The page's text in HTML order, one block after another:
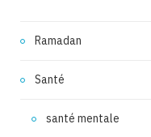
Ramadan
Santé
santé mentale